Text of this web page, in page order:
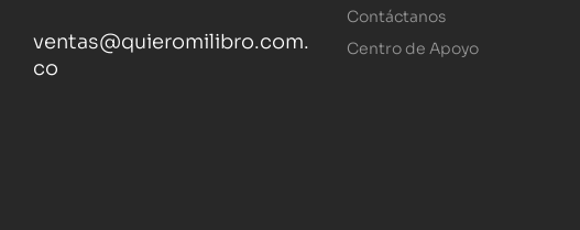
ventas@quieromilibro.com.
co
Contáctanos
Centro de Apoyo